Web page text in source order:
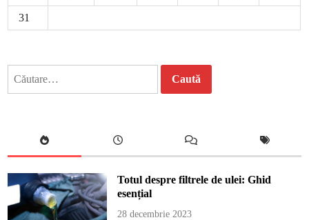
31
Totul despre filtrele de ulei: Ghid
esențial
28 decembrie 2023